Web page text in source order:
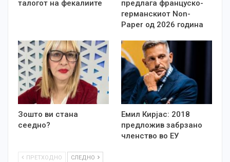
талогот на фекалиите
предлага француско-
германскиот Non-
Paper од 2026 година
Зошто ви стана
сеедно?
Емил Кирјас: 2018
предложив забрзано
членство во ЕУ
ПРЕТХОДНО СЛЕДНО